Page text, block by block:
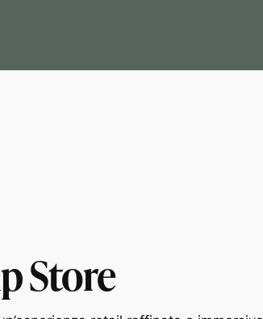
Store